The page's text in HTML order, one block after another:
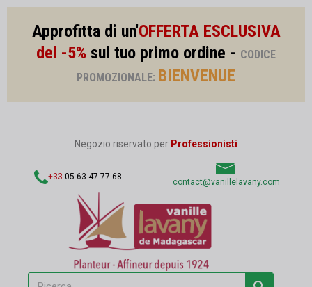
Approfitta di un'OFFERTA ESCLUSIVA
del -5% sul tuo primo ordine - CODICE
PROMOZIONALE: BIENVENUE
Negozio riservato per Professionisti
+33 05 63 47 77 68
contact@vanillelavany.com